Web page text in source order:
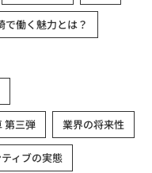
で働く魅力とは？
第三弾 業界の将来性
ィブの実態